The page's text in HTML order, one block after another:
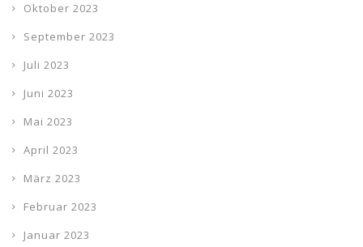
Oktober 2023
September 2023
Juli 2023
Juni 2023
Mai 2023
April 2023
März 2023
Februar 2023
Januar 2023